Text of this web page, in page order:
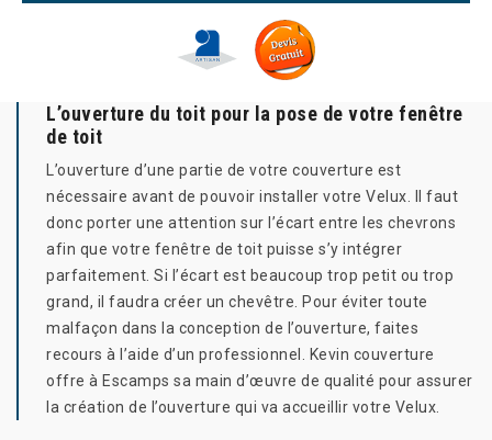
L’ouverture du toit pour la pose de votre fenêtre
de toit
L’ouverture d’une partie de votre couverture est
nécessaire avant de pouvoir installer votre Velux. Il faut
donc porter une attention sur l’écart entre les chevrons
afin que votre fenêtre de toit puisse s’y intégrer
parfaitement. Si l’écart est beaucoup trop petit ou trop
grand, il faudra créer un chevêtre. Pour éviter toute
malfaçon dans la conception de l’ouverture, faites
recours à l’aide d’un professionnel. Kevin couverture
offre à Escamps sa main d’œuvre de qualité pour assurer
la création de l’ouverture qui va accueillir votre Velux.